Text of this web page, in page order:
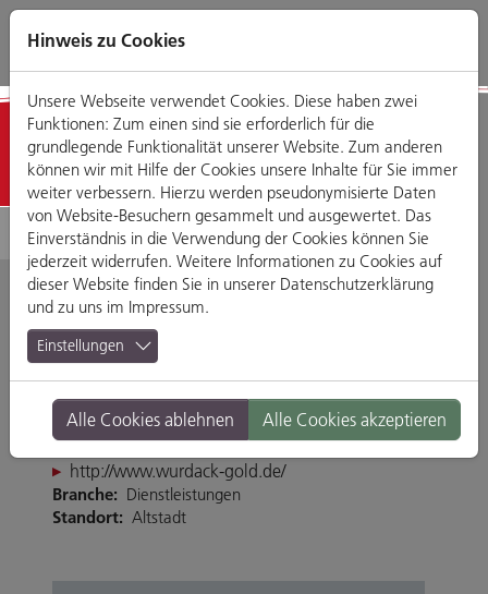
Direkt
zum
Zum
Hauptmenü
Zum
Footermenü
Zur
Website-
Detailansicht
Juwelier Wurdack
Watmarkt 7, 93047 Regensburg
Tel. 094152821
swurdack@wurdack-gold.de
http://www.wurdack-gold.de/
Branche: Dienstleistungen
Standort: Altstadt
Hinweis zu Cookies
Unsere Webseite verwendet Cookies. Diese haben zwei
Funktionen: Zum einen sind sie erforderlich für die
grundlegende Funktionalität unserer Website. Zum anderen
können wir mit Hilfe der Cookies unsere Inhalte für Sie immer
weiter verbessern. Hierzu werden pseudonymisierte Daten
von Website-Besuchern gesammelt und ausgewertet. Das
Einverständnis in die Verwendung der Cookies können Sie
jederzeit widerrufen. Weitere Informationen zu Cookies auf
dieser Website finden Sie in unserer Datenschutzerklärung
und zu uns im Impressum.
Einstellungen
Alle Cookies ablehnen Alle Cookies akzeptieren